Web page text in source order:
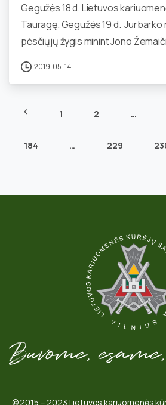
Gegužės 18 d. Lietuvos
Tauragę. Gegužės 19 d. Jurbarko
pėsčiųjų žygis minint Jono
2019-05-14
1 2 …
184 … 229
© 2015 – 2023 Lietuvos kariuomenės